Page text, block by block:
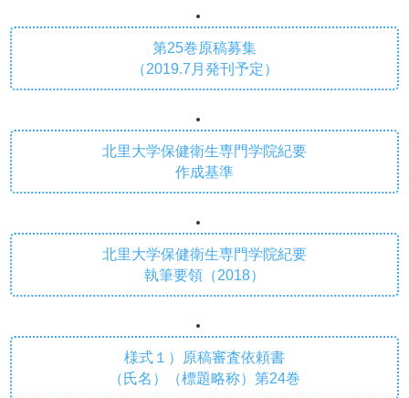
第25巻原稿募集
（2019.7月発刊予定）
北里大学保健衛生専門学院紀要
作成基準
北里大学保健衛生専門学院紀要
執筆要領（2018）
様式１）原稿審査依頼書
（氏名）（標題略称）第24巻